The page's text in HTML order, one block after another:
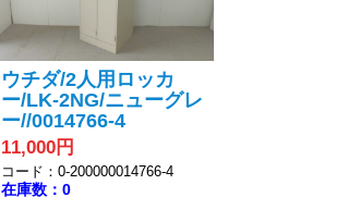
ウチダ/2人用ロッカ
ー/LK-2NG/ニューグレ
ー//0014766-4
11,000円
コード：0-200000014766-4
在庫数：0